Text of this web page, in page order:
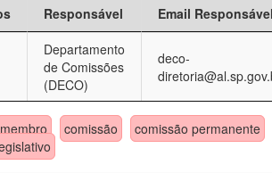
Responsável
Email
Departamento
de Comissões
(DECO)
deco-
membro comissão
comissão permanente